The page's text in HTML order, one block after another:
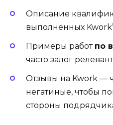
Описание
выполненных
Примеры работ по
часто залог
Отзывы на Kwork —
негатиные, чтобы
стороны